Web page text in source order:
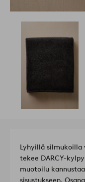
Lyhyillä
tekee DARCY-
muotoilu
sisustukseen.